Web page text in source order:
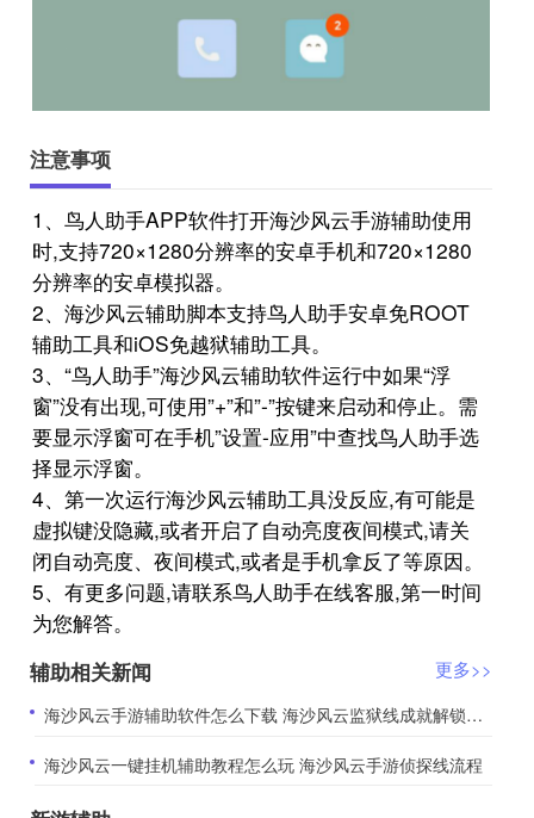
注意事项
1、鸟人助手APP软件打开海沙风云手游辅助使用
时,支持720×1280分辨率的安卓手机和720×1280
分辨率的安卓模拟器。
2、海沙风云辅助脚本支持鸟人助手安卓免ROOT
辅助工具和iOS免越狱辅助工具。
3、“鸟人助手”海沙风云辅助软件运行中如果“浮
窗”没有出现,可使用”+”和”-”按键来启动和停止。需
要显示浮窗可在手机”设置-应用”中查找鸟人助手选
择显示浮窗。
4、第一次运行海沙风云辅助工具没反应,有可能是
虚拟键没隐藏,或者开启了自动亮度夜间模式,请关
闭自动亮度、夜间模式,或者是手机拿反了等原因。
5、有更多问题,请联系鸟人助手在线客服,第一时间
为您解答。
辅助相关新闻
更多>>
​海沙风云手游辅助软件怎么下载 海沙风云监狱线成就解锁流程
​海沙风云一键挂机辅助教程怎么玩 海沙风云手游侦探线流程